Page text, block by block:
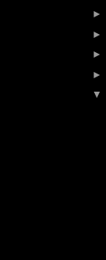
►
►
►
►
▼